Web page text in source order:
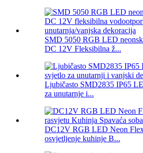
SMD 5050 RGB LED
DC 12V Fleksibilna ž...
Ljubičasto SMD2835 IP65
za unutarnje i...
DC12V RGB LED Neon
osvjetljenje kuhinje B...